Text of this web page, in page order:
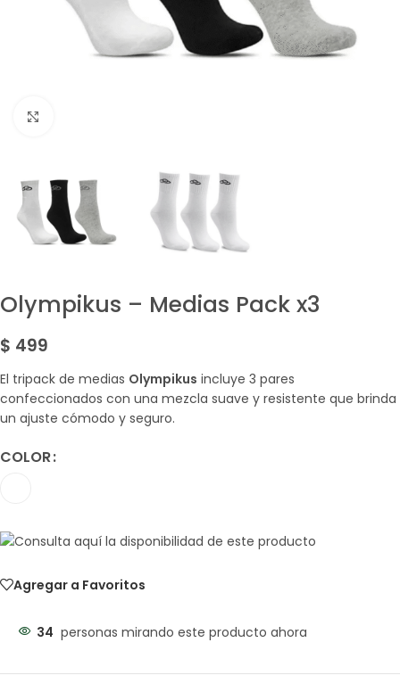
Olympikus – Medias Pack x3
$ 499
El tripack de medias Olympikus incluye 3 pares
confeccionados con una mezcla suave y resistente que brinda
un ajuste cómodo y seguro.
COLOR
Agregar a Favoritos
34 personas mirando este producto ahora